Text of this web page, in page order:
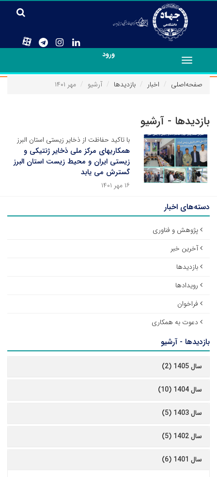
ورود
Toggle
navigation
صفحه‌اصلی
اخبار بازدیدها آرشیو مهر ۱۴۰۱
بازدیدها - آرشیو
با تاکید حفاظت از ذخایر زیستی استان البرز
همکاریهای مرکز ملی ذخایر ژنتیکی و
زیستی ایران و محیط زیست استان البرز
گسترش می یابد
۱۶ مهر ۱۴۰۱
دسته‌های اخبار
پژوهش و فناوری
آخرین خبر
بازدیدها
رویدادها
فراخوان
دعوت به همکاری
بازدیدها - آرشیو
سال 1405 (2)
سال 1404 (10)
سال 1403 (5)
سال 1402 (5)
سال 1401 (6)